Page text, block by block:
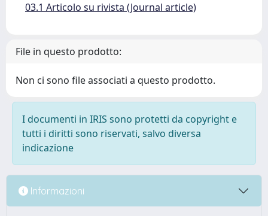
03.1 Articolo su rivista (Journal article)
File in questo prodotto:
Non ci sono file associati a questo prodotto.
I documenti in IRIS sono protetti da copyright e
tutti i diritti sono riservati, salvo diversa
indicazione
Informazioni